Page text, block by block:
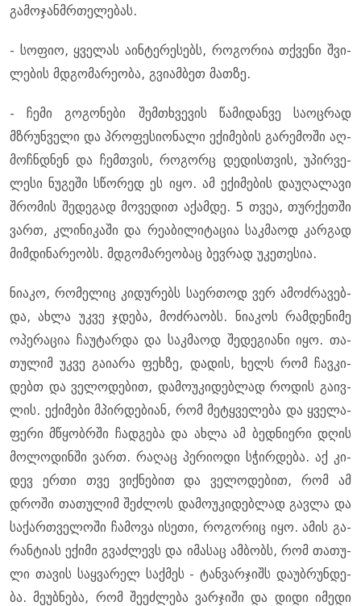
გა­მო­ჯან­მრთე­ლე­ბას.
- სო­ფიო, ყვე­ლას აინ­ტე­რე­სებს, რო­გო­რია თქვე­ნი შვი­
ლე­ბის მდგო­მა­რე­ო­ბა, გვი­ამ­ბეთ მათ­ზე.
- ჩემი გო­გო­ნე­ბი შემ­თხვე­ვის წა­მი­დან­ვე სა­ოც­რად
მზრუნ­ვე­ლი და პრო­ფე­სი­ო­ნა­ლი ექი­მე­ბის გა­რე­მო­ში აღ­
მოჩ­ნდნენ და ჩემ­თვის, რო­გორც დე­დის­თვის, უპირ­ვე­
ლე­სი ნუ­გე­ში სწო­რედ ეს იყო. ამ ექი­მე­ბის და­უ­ღა­ლა­ვი
შრო­მის შე­დე­გად მო­ვე­დით აქამ­დე. 5 თვეა, თურ­ქეთ­ში
ვართ, კლი­ნი­კა­ში და რე­ა­ბი­ლი­ტა­ცია საკ­მა­ოდ კარ­გად
მიმ­დი­ნა­რე­ობს. მდგო­მა­რე­ო­ბაც ბევ­რად უკე­თე­სია.
ნი­ა­კო, რო­მე­ლიც კი­დუ­რებს სა­ერ­თოდ ვერ ამოძ­რა­ვებ­
და, ახლა უკვე ჯდე­ბა, მოძ­რა­ობს. ნი­ა­კოს რამ­დე­ნი­მე
ოპე­რა­ცია ჩა­უ­ტარ­და და საკ­მა­ოდ შე­დე­გი­ა­ნი იყო. თა­
თუ­ლიმ უკვე გა­ი­ა­რა ფეხ­ზე, და­დის, ხელს რომ ჩავ­კი­
დებთ და ვე­ლო­დე­ბით, და­მო­უ­კი­დებ­ლად რო­დის გა­ივ­
ლის. ექი­მე­ბი მპირ­დე­ბი­ან, რომ მე­ტყვე­ლე­ბა და ყვე­ლა­
ფე­რი მწყობ­რში ჩად­გე­ბა და ახლა ამ ბედ­ნი­ე­რი დღის
მო­ლო­დინ­ში ვართ. რა­ღაც პე­რი­ო­დი სჭირ­დე­ბა. აქ კი­
დევ ერთი თვე ვიქ­ნე­ბით და ვე­ლო­დე­ბით, რომ ამ
დრო­ში თა­თუ­ლიმ შეძ­ლოს და­მო­უ­კი­დებ­ლად გავ­ლა და
სა­ქარ­თვე­ლო­ში ჩა­მო­ვა ისე­თი, რო­გო­რიც იყო. ამის გა­
რან­ტი­ას ექი­მი გვაძ­ლევს და იმა­საც ამ­ბობს, რომ თა­თუ­
ლი თა­ვის საყ­ვა­რელ საქ­მეს - ტან­ვარ­ჯიშს და­უბ­რუნ­დე­
ბა. მე­უბ­ნე­ბა, რომ შე­ეძ­ლე­ბა ვარ­ჯი­ში და დიდი იმე­დი